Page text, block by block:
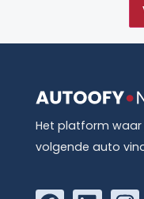
Het platform waar
volgende auto